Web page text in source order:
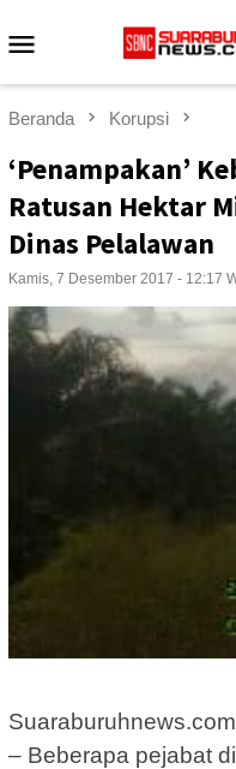
ke
Beranda Korupsi
‘Penampakan’
Ratusan Hektar
Dinas Pelalawan
Kamis, 7 Desember 2017 - 12:17
– Beberapa pejabat